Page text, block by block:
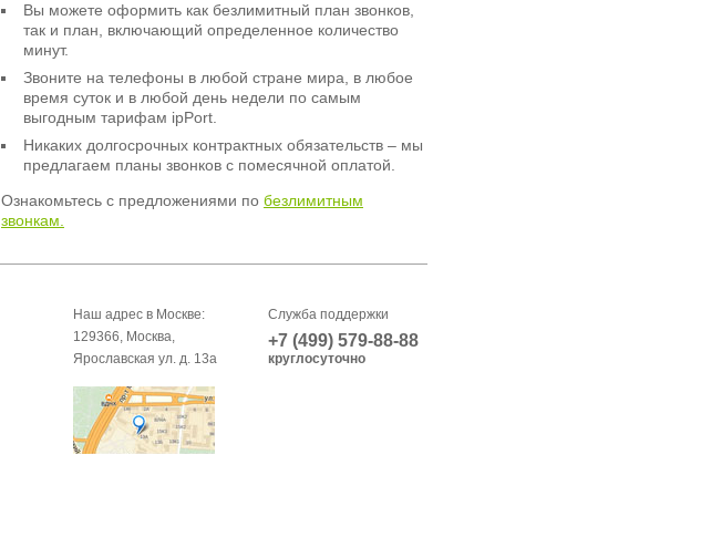
Вы можете оформить как безлимитный план звонков,
так и план, включающий определенное количество
минут.
Звоните на телефоны в любой стране мира, в любое
время суток и в любой день недели по самым
выгодным тарифам ipPort.
Никаких долгосрочных контрактных обязательств – мы
предлагаем планы звонков с помесячной оплатой.
Ознакомьтесь с предложениями по безлимитным
звонкам.
Наш адрес в Москве:
129366, Москва,
Ярославская ул. д. 13а
Служба поддержки
+7 (499) 579-88-88
круглосуточно